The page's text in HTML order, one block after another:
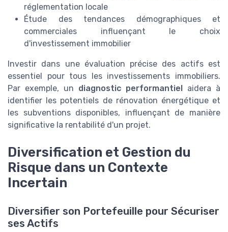
réglementation locale
Étude des tendances démographiques et
commerciales influençant le choix
d'investissement immobilier
Investir dans une évaluation précise des actifs est
essentiel pour tous les investissements immobiliers.
Par exemple, un diagnostic performantiel aidera à
identifier les potentiels de rénovation énergétique et
les subventions disponibles, influençant de manière
significative la rentabilité d'un projet.
Diversification et Gestion du
Risque dans un Contexte
Incertain
Diversifier son Portefeuille pour Sécuriser
ses Actifs